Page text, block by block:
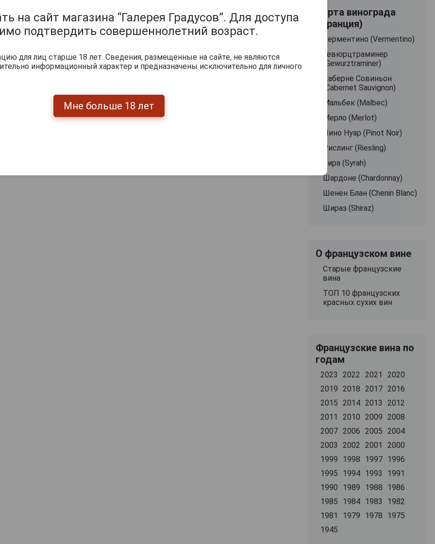
Сорта винограда
(Франция)
Верментино (Vermentino)
Гевюрцтраминер
(Gewurztraminer)
Каберне Совиньон
(Cabernet Sauvignon)
Мальбек (Malbec)
Мерло (Merlot)
Пино Нуар (Pinot Noir)
Рислинг (Riesling)
Сира (Syrah)
Шардоне (Chardonnay)
Шенен Блан (Chenin Blanc)
Шираз (Shiraz)
О французском вине
Старые французские
вина
ТОП 10 французских
красных сухих вин
Французские вина по
годам
2023 2022 2021
2020
2019
2018 2017 2016
2015
2014 2013
2012
2011
2010 2009
2008
2007 2006 2005
2004
2003
2002 2001
2000
1999
1998 1997 1996
1995
1994 1993
1991
1990
1989 1988
1986
1985
1984 1983
1982
1981
1979 1978
1975
1945
на сайт магазина “Галерея Градусов”. Для доступа
подтвердить совершеннолетний возраст.
для лиц старше 18 лет. Сведения, размещенные на сайте, не являются
информационный характер и предназначены исключительно для личного
Мне больше 18 лет